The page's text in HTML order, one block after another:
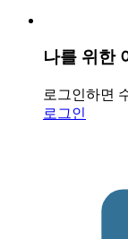
나를 위한
로그인하면
로그인